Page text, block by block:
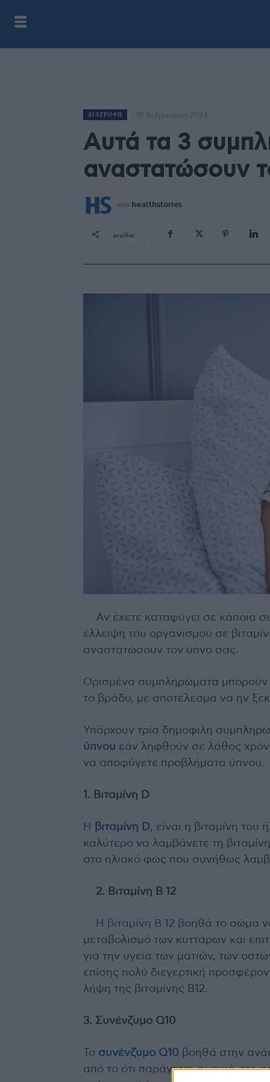
ΔΙΑΤΡΟΦΉ 15 Φεβρουαρίου 2024
Αυτά τα 3
αναστατώσουν
από healthstories
μερίδιο
Αν έχετε καταφύγει σε κάποια
έλλειψη του οργανισμού σε
αναστατώσουν τον ύπνο σας.
Ορισμένα συμπληρώματα μπορούν
το βράδυ, με αποτέλεσμα να ην
Υπάρχουν τρία δημοφιλή
ύπνου εάν ληφθούν σε λάθος
να αποφύγετε προβλήματα ύπνου.
1. Βιταμίνη D
Η βιταμίνη D, είναι η βιταμίνη του
καλύτερο να λαμβάνετε τη
στο ηλιακό φως που συνήθως
2. Βιταμίνη Β 12
Η βιταμίνη Β 12 βοηθά το σώμα
μεταβολισμό των κυττάρων και
για την υγεία των ματιών, των
επίσης πολύ διεγερτική
λήψη της βιταμίνης Β12.
3. Συνένζυμο Q10
Το συνένζυμο Q10 βοηθά στην
από το ότι παράγεται φυσικά στο